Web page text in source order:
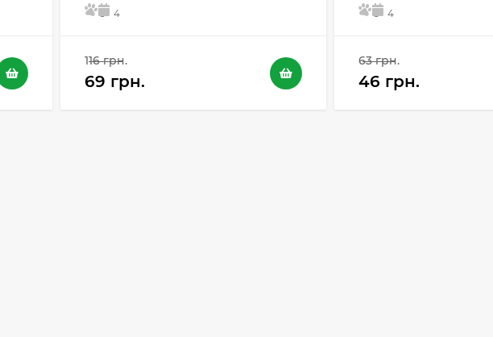
5 4
116 грн.
69 грн.
5 4
63 грн.
46 грн.